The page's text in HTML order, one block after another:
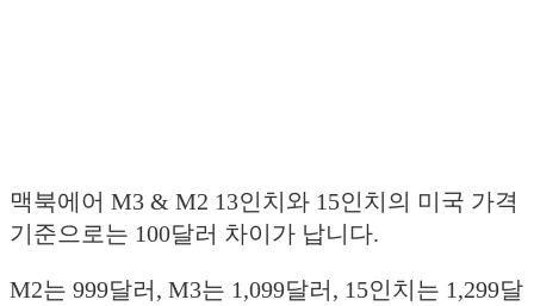
맥북에어 M3 & M2 13인치와 15인치의 미국 가격
기준으로는 100달러 차이가 납니다.
M2는 999달러, M3는 1,099달러, 15인치는 1,299달